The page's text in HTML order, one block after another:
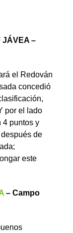
JÁVEA –
el Redován
concedió
por el lado
4 puntos y
de
este
– Campo